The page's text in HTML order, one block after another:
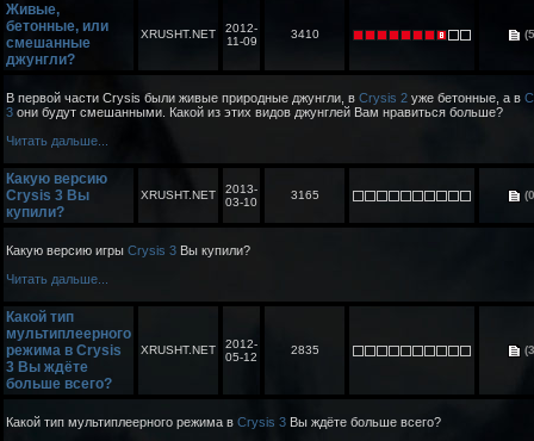
Живые,
бетонные, или
смешанные
джунгли?
XRUSHT.NET
2012-
11-09
3410
В первой части Crysis были живые природные джунгли, в Crysis 2 уже бетонные, а в
3 они будут смешанными. Какой из этих видов джунглей Вам нравиться больше?
Читать дальше...
Какую версию
Crysis 3 Вы
купили?
XRUSHT.NET
2013-
03-10
3165
Какую версию игры Crysis 3 Вы купили?
Читать дальше...
Какой тип
мультиплеерного
режима в Crysis
3 Вы ждёте
больше всего?
XRUSHT.NET
2012-
05-12
2835
Какой тип мультиплеерного режима в Crysis 3 Вы ждёте больше всего?